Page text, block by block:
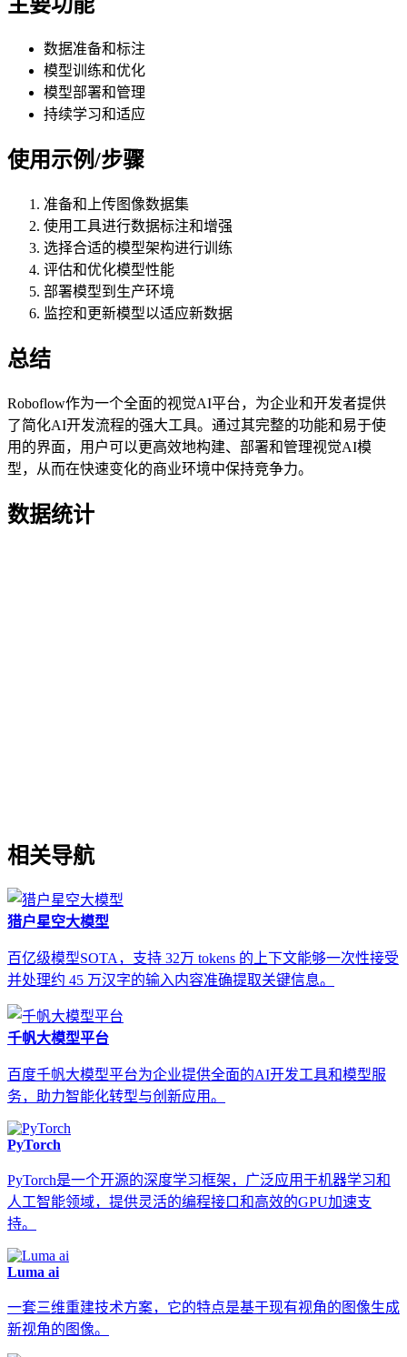
主要功能
数据准备和标注
模型训练和优化
模型部署和管理
持续学习和适应
使用示例/步骤
准备和上传图像数据集
使用工具进行数据标注和增强
选择合适的模型架构进行训练
评估和优化模型性能
部署模型到生产环境
监控和更新模型以适应新数据
总结
Roboflow作为一个全面的视觉AI平台，为企业和开发者提供
了简化AI开发流程的强大工具。通过其完整的功能和易于使
用的界面，用户可以更高效地构建、部署和管理视觉AI模
型，从而在快速变化的商业环境中保持竞争力。
数据统计
相关导航
猎户星空大模型
百亿级模型SOTA，支持 32万 tokens 的上下文能够一次性接受
并处理约 45 万汉字的输入内容准确提取关键信息。
千帆大模型平台
百度千帆大模型平台为企业提供全面的AI开发工具和模型服
务，助力智能化转型与创新应用。
PyTorch
PyTorch是一个开源的深度学习框架，广泛应用于机器学习和
人工智能领域，提供灵活的编程接口和高效的GPU加速支
持。
Luma ai
一套三维重建技术方案，它的特点是基于现有视角的图像生成
新视角的图像。